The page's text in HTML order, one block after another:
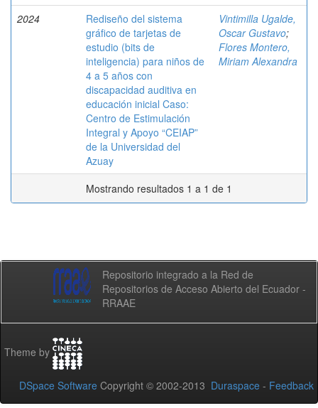
2024
Rediseño del sistema
gráfico de tarjetas de
estudio (bits de
inteligencia) para niños de
4 a 5 años con
discapacidad auditiva en
educación inicial Caso:
Centro de Estimulación
Integral y Apoyo “CEIAP”
de la Universidad del
Azuay
Vintimilla Ugalde,
Oscar Gustavo;
Flores Montero,
Miriam Alexandra
Mostrando resultados 1 a 1 de 1
Repositorio integrado a la Red de
Repositorios de Acceso Abierto del Ecuador -
RRAAE
Theme by
DSpace Software Copyright © 2002-2013 Duraspace - Feedback